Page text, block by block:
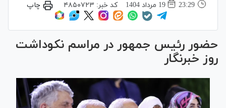
23:29
19 مرداد 1404 کد خبر: ۴۸۵۰۷۲۳ چاپ
حضور رئیس جمهور در مراسم نکوداشت
روز خبرنگار